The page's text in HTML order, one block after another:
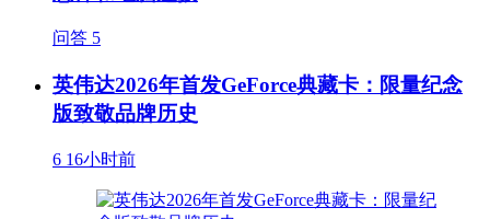
问答 5
英伟达2026年首发GeForce典藏卡：限量纪念
版致敬品牌历史
6 16小时前